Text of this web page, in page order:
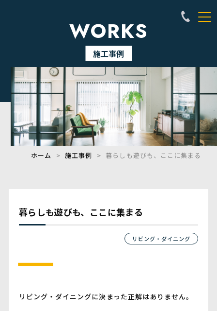
WORKS
施工事例
ホーム 施工事例 暮らしも遊びも、ここに集まる
暮らしも遊びも、ここに集まる
リビング・ダイニング
リビング・ダイニングに決まった正解はありません。